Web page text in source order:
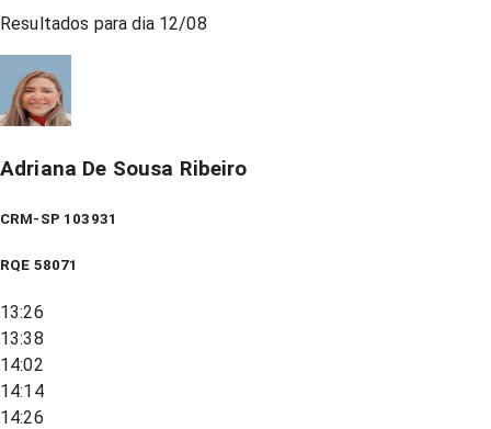
Resultados para dia 12/08
Adriana De Sousa Ribeiro
CRM-SP 103931
RQE 58071
13:26
13:38
14:02
14:14
14:26